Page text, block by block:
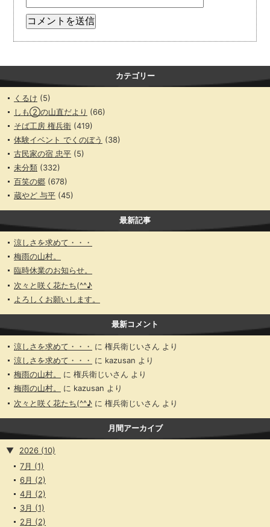
カテゴリー
くるけ (5)
しも②の山直だより (66)
そば工房 権兵衛 (419)
体験イベント でくのぼう (38)
古民家の宿 忠平 (5)
未分類 (332)
百笑の郷 (678)
蔵やど 与平 (45)
最新記事
涼しさを求めて・・・
梅雨の山村。
臨時休業のお知らせ。
次々と咲く花たち(^^♪
よろしくお願いします。
最新コメント
涼しさを求めて・・・ に 権兵衛じいさん より
涼しさを求めて・・・
に kazusan より
梅雨の山村。
に 権兵衛じいさん より
梅雨の山村。
に kazusan より
次々と咲く花たち(^^♪ に 権兵衛じいさん より
月間アーカイブ
▼ 2026 (10)
7月 (1)
6月 (2)
4月 (2)
3月 (1)
2月 (2)